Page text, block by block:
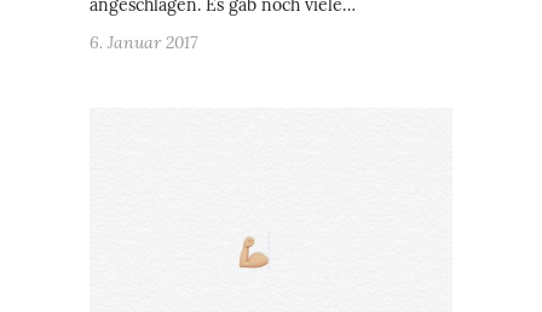
angeschlagen. Es gab noch viele…
6. Januar 2017